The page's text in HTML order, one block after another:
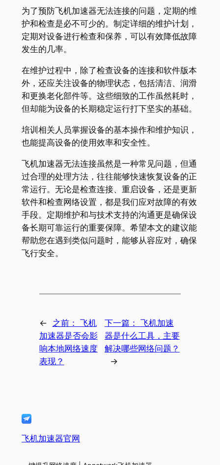
为了预防飞机加速器无法连接的问题，定期的维
护和检查是必不可少的。制定详细的维护计划，
定期对设备进行检查和保养，可以有效降低故障
发生的几率。
在维护过程中，除了检查设备的连接和软件版本
外，还应关注设备的物理状态，包括清洁、润滑
和更换老化部件等。这些细致的工作虽然耗时，
但却能为设备的长期稳定运行打下坚实的基础。
培训相关人员掌握设备的基本操作和维护知识，
也能提高设备的使用效率和安全性。
飞机加速器无法连接虽然是一种常见问题，但通
过合理的处理方法，往往能够快速恢复设备的正
常运行。无论是检查连接、重启设备，还是更新
软件和检查网络设置，都是我们应对故障的有效
手段。定期维护和与技术支持的沟通更是确保设
备长期可靠运行的重要保障。希望本文的建议能
帮助您在遇到类似问题时，能够从容应对，确保
飞行安全。
← 之前： 飞机
加速器是否会影
响本地网络速度
表现？
下一篇： 飞机加速
器是什么工具，主要
解决哪些网络问题？
→
飞机加速器官网